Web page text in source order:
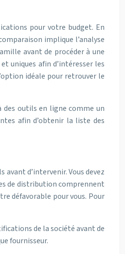
pour votre budget. En
implique l’analyse
avant de procéder à une
uniques afin d’intéresser les
idéale pour retrouver le
des outils en ligne comme un
afin d’obtenir la liste des
d’intervenir. Vous devez
de distribution comprennent
défavorable pour vous. Pour
de la société avant de
fournisseur.